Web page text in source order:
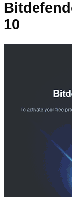
10